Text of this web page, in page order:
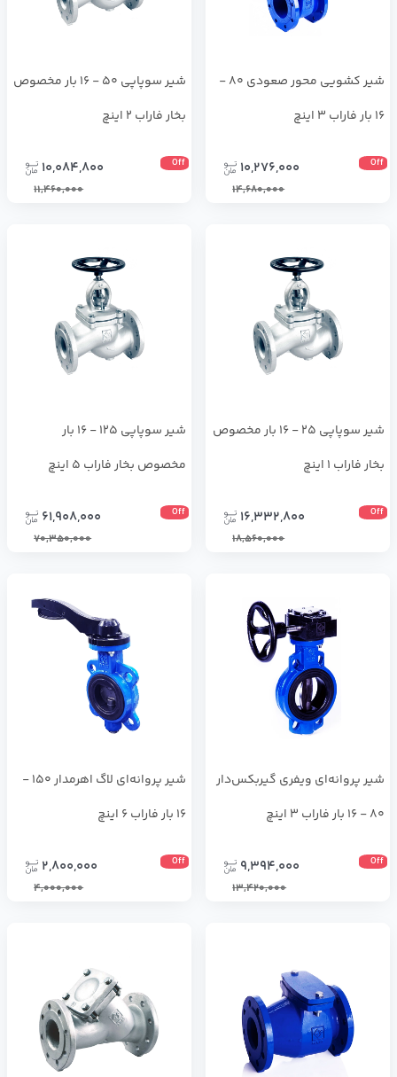
شیر کشویی محور صعودی 80 -
16 بار فاراب 3 اینچ
Off
10,276,000
14,680,000
شیر سوپاپی 50 - 16 بار مخصوص
بخار فاراب 2 اینچ
Off
10,084,800
11,460,000
شیر سوپاپی 25 - 16 بار مخصوص
بخار فاراب 1 اینچ
Off
16,332,800
18,560,000
شیر سوپاپی 125 - 16 بار
مخصوص بخار فاراب 5 اینچ
Off
61,908,000
70,350,000
شیر پروانه‌ای ویفری گیربکس‌دار
80 - 16 بار فاراب 3 اینچ
Off
9,394,000
13,420,000
شیر پروانه‌ای لاگ اهرمدار 150 -
16 بار فاراب 6 اینچ
Off
2,800,000
4,000,000